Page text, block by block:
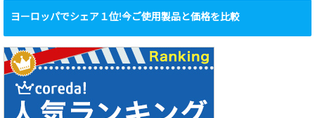
ヨーロッパでシェア１位!今ご使用製品と価格を比較